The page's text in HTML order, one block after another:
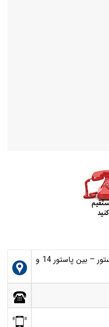
مشهد-خیابان پاستور – بین پاستور 14 و